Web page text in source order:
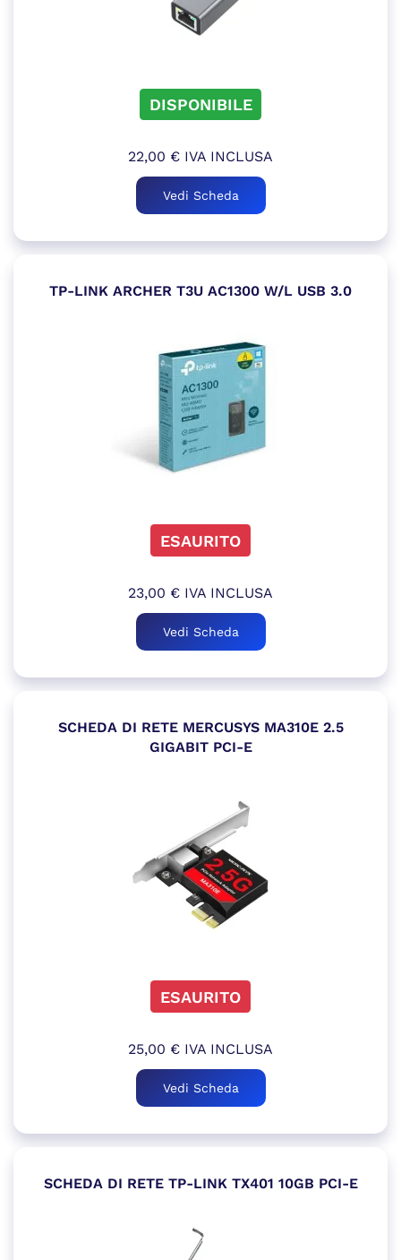
DISPONIBILE
22,00 € IVA INCLUSA
Vedi Scheda
TP-LINK ARCHER T3U AC1300 W/L USB 3.0
ESAURITO
23,00 € IVA INCLUSA
Vedi Scheda
SCHEDA DI RETE MERCUSYS MA310E 2.5
GIGABIT PCI-E
ESAURITO
25,00 € IVA INCLUSA
Vedi Scheda
SCHEDA DI RETE TP-LINK TX401 10GB PCI-E